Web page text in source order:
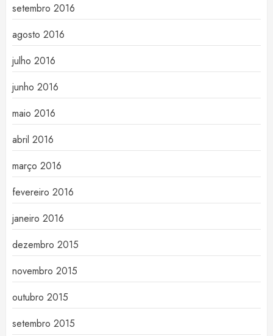
setembro 2016
agosto 2016
julho 2016
junho 2016
maio 2016
abril 2016
março 2016
fevereiro 2016
janeiro 2016
dezembro 2015
novembro 2015
outubro 2015
setembro 2015